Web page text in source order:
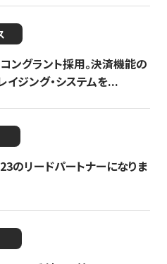
ングラント採用。決済機能の
ジング・システムを...
のリードパートナーになりま